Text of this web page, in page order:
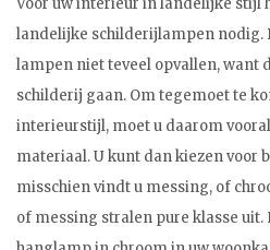
landelijke schilderijlampen nodig.
lampen niet teveel opvallen, want
schilderij gaan. Om tegemoet te
interieurstijl, moet u daarom
materiaal. U kunt dan kiezen voor
misschien vindt u messing, of
of messing stralen pure klasse uit.